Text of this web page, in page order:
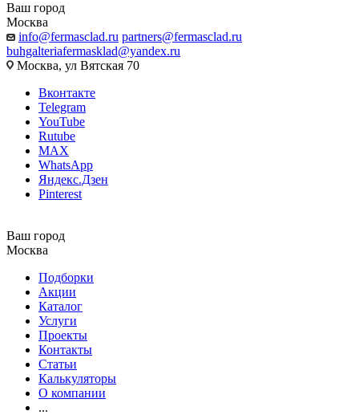
Ваш город
Москва
info@fermasclad.ru partners@fermasclad.ru
buhgalteriafermasklad@yandex.ru
Москва, ул Вятская 70
Вконтакте
Telegram
YouTube
Rutube
MAX
WhatsApp
Яндекс.Дзен
Pinterest
Ваш город
Москва
Подборки
Акции
Каталог
Услуги
Проекты
Контакты
Статьи
Калькуляторы
О компании
...